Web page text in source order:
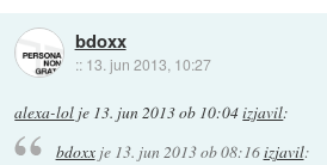
bdoxx
:: 13. jun 2013, 10:27
alexa-lol je 13. jun 2013 ob 10:04izjavil:
bdoxxje 13. jun 2013 ob 08:16izjavil: